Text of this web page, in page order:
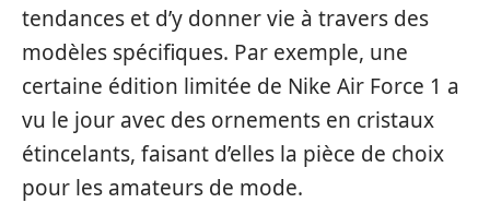
tendances et d’y donner vie à travers des
modèles spécifiques. Par exemple, une
certaine édition limitée de Nike Air Force 1 a
vu le jour avec des ornements en cristaux
étincelants, faisant d’elles la pièce de choix
pour les amateurs de mode.